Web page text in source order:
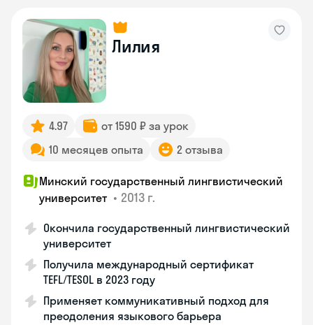
Лилия
4.97
от 1590 ₽ за урок
10 месяцев опыта
2 отзыва
Минский государственный лингвистический
университет • 2013 г.
Окончила государственный лингвистический
университет
Получила международный сертификат
TEFL/TESOL в 2023 году
Применяет коммуникативный подход для
преодоления языкового барьера